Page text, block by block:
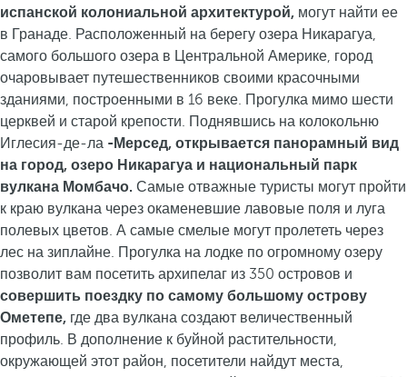
испанской колониальной архитектурой, могут найти ее
в Гранаде. Расположенный на берегу озера Никарагуа,
самого большого озера в Центральной Америке, город
очаровывает путешественников своими красочными
зданиями, построенными в 16 веке. Прогулка мимо шести
церквей и старой крепости. Поднявшись на колокольню
Иглесия-де-ла -Мерсед, открывается панорамный вид
на город, озеро Никарагуа и национальный парк
вулкана Момбачо. Самые отважные туристы могут пройти
к краю вулкана через окаменевшие лавовые поля и луга
полевых цветов. А самые смелые могут пролететь через
лес на зиплайне. Прогулка на лодке по огромному озеру
позволит вам посетить архипелаг из 350 островов и
совершить поездку по самому большому острову
Ометепе, где два вулкана создают величественный
профиль. В дополнение к буйной растительности,
окружающей этот район, посетители найдут места,